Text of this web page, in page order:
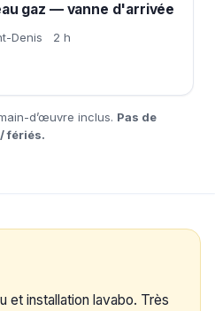
gaz — vanne d'arrivée
Denis 2 h
d’œuvre inclus. Pas de
fériés.
et installation lavabo. Très